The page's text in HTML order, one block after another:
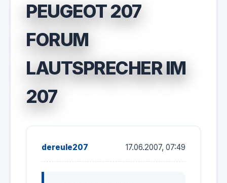
PEUGEOT 207
FORUM
LAUTSPRECHER IM
207
dereule207 17.06.2007, 07:49